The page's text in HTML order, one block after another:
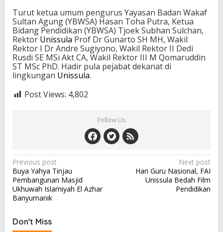
Turut ketua umum pengurus Yayasan Badan Wakaf
Sultan Agung (YBWSA) Hasan Toha Putra, Ketua
Bidang Pendidikan (YBWSA) Tjoek Subhan Sulchan,
Rektor Unissula Prof Dr Gunarto SH MH, Wakil
Rektor I Dr Andre Sugiyono, Wakil Rektor II Dedi
Rusdi SE MSi Akt CA, Wakil Rektor III M Qomaruddin
ST MSc PhD. Hadir pula pejabat dekanat di
lingkungan Unissula.
Post Views: 4,802
Follow Us
Post
navigation
Previous post
Buya Yahya Tinjau
Pembangunan Masjid
Ukhuwah Islamiyah El Azhar
Banyumanik
Next post
Hari Guru Nasional, FAI
Unissula Bedah Film
Pendidikan
Don't Miss